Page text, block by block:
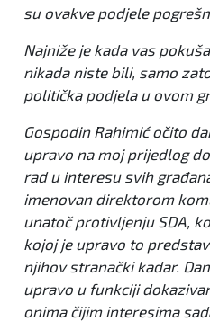
su ovakve podjele
Najniže je kada vas
nikada niste bili, samo
politička podjela u ovom
Gospodin Rahimić očito
upravo na moj prijedlog
rad u interesu svih
imenovan direktorom
unatoč protivljenju SDA,
kojoj je upravo to
njihov stranački kadar.
upravo u funkciji
onima čijim interesima